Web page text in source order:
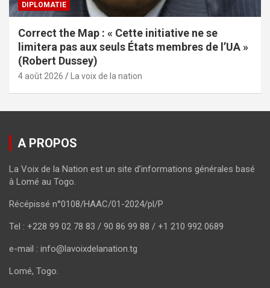
DIPLOMATIE
Correct the Map : « Cette initiative ne se
limitera pas aux seuls États membres de l’UA »
(Robert Dussey)
4 août 2026 La voix de la nation
A PROPOS
La Voix de la Nation est un site d’informations générales basé
à Lomé au Togo.
Récépissé n°0108/HAAC/01-2024/pl/P
Tel : +228 99 02 78 83 / 90 86 99 88 / +1 210 992 0689
e-mail : info@lavoixdelanation.tg
Lomé, Togo.